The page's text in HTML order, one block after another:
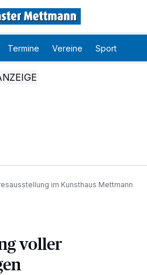
Termine Vereine Sport
im Kunsthaus Mettmann
voller